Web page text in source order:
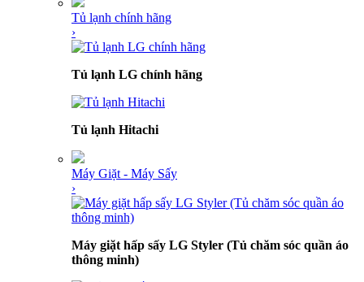
Tủ lạnh chính hãng
›
Tủ lạnh LG chính hãng
Tủ lạnh Hitachi
Máy Giặt - Máy Sấy
›
Máy giặt hấp sấy LG Styler (Tủ chăm sóc quần áo
thông minh)